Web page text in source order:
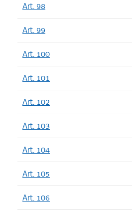
Art. 98
Art. 99
Art. 100
Art. 101
Art. 102
Art. 103
Art. 104
Art. 105
Art. 106